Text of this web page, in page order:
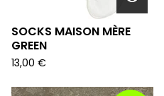
SOCKS MAISON MÈRE
GREEN
13,00 €